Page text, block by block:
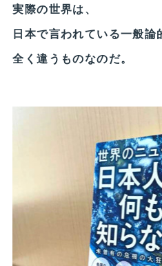
実際の世界は、
日本で言われている一般論
全く違うものなのだ。